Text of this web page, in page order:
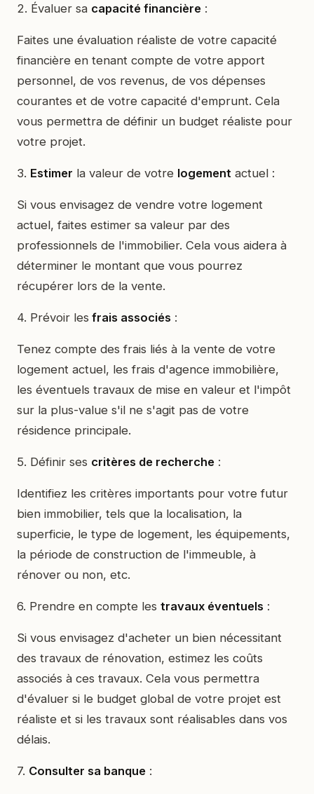
2. Évaluer sa capacité financière :
Faites une évaluation réaliste de votre capacité
financière en tenant compte de votre apport
personnel, de vos revenus, de vos dépenses
courantes et de votre capacité d'emprunt. Cela
vous permettra de définir un budget réaliste pour
votre projet.
3. Estimer la valeur de votre logement actuel :
Si vous envisagez de vendre votre logement
actuel, faites estimer sa valeur par des
professionnels de l'immobilier. Cela vous aidera à
déterminer le montant que vous pourrez
récupérer lors de la vente.
4. Prévoir les frais associés :
Tenez compte des frais liés à la vente de votre
logement actuel, les frais d'agence immobilière,
les éventuels travaux de mise en valeur et l'impôt
sur la plus-value s'il ne s'agit pas de votre
résidence principale.
5. Définir ses critères de recherche :
Identifiez les critères importants pour votre futur
bien immobilier, tels que la localisation, la
superficie, le type de logement, les équipements,
la période de construction de l'immeuble, à
rénover ou non, etc.
6. Prendre en compte les travaux éventuels :
Si vous envisagez d'acheter un bien nécessitant
des travaux de rénovation, estimez les coûts
associés à ces travaux. Cela vous permettra
d'évaluer si le budget global de votre projet est
réaliste et si les travaux sont réalisables dans vos
délais.
7. Consulter sa banque :